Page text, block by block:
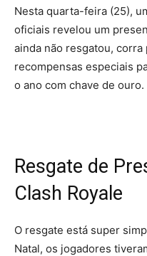
Nesta quarta-feira (25),
oficiais revelou um
ainda não resgatou,
recompensas especiais
o ano com chave de ouro.
Resgate de
Clash Royale
O resgate está super
Natal, os jogadores